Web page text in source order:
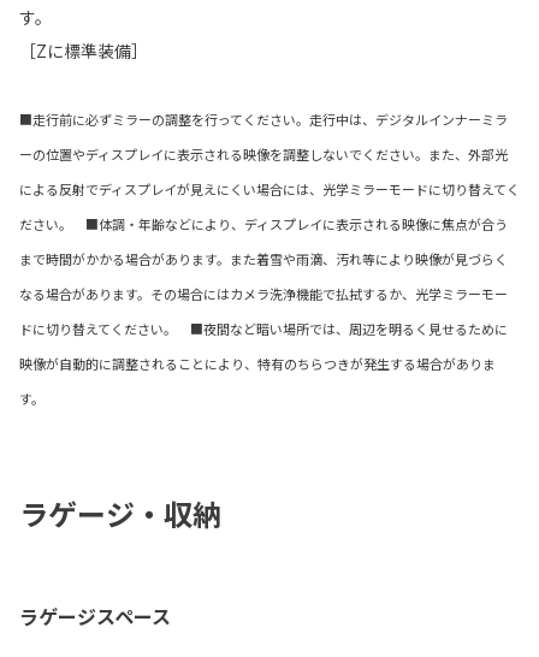
す。
［Zに標準装備］
■走行前に必ずミラーの調整を行ってください。走行中は、デジタルインナーミラ
ーの位置やディスプレイに表示される映像を調整しないでください。また、外部光
による反射でディスプレイが見えにくい場合には、光学ミラーモードに切り替えてく
ださい。 ■体調・年齢などにより、ディスプレイに表示される映像に焦点が合う
まで時間がかかる場合があります。また着雪や雨滴、汚れ等により映像が見づらく
なる場合があります。その場合にはカメラ洗浄機能で払拭するか、光学ミラーモー
ドに切り替えてください。 ■夜間など暗い場所では、周辺を明るく見せるために
映像が自動的に調整されることにより、特有のちらつきが発生する場合がありま
す。
ラゲージ・収納
ラゲージスペース